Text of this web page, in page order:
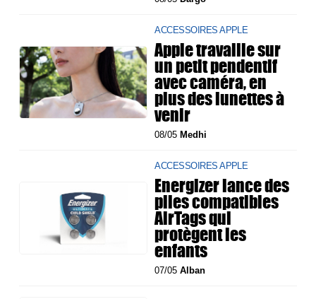
ACCESSOIRES APPLE
Apple travaille sur
un petit pendentif
avec caméra, en
plus des lunettes à
venir
08/05 Medhi
ACCESSOIRES APPLE
Energizer lance des
piles compatibles
AirTags qui
protègent les
enfants
07/05Alban